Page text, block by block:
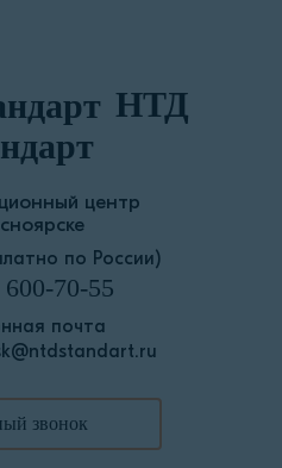
НТД
центр
по России)
70-55
почта
звонок